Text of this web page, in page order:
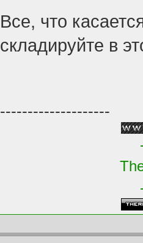
Все, что
складируйте в
--------------------